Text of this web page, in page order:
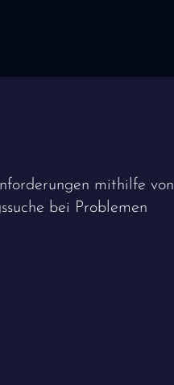
mithilfe von
bei Problemen